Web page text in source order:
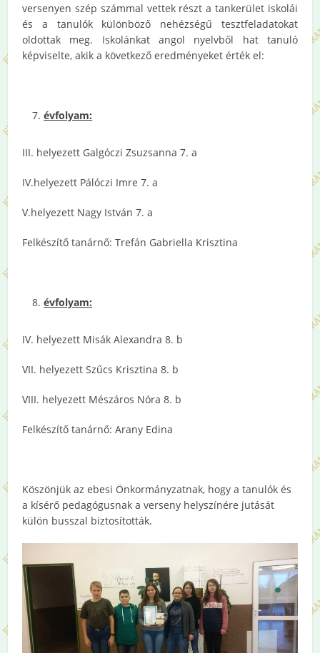
versenyen szép számmal vettek részt a tankerület iskolái
és a tanulók különböző nehézségű tesztfeladatokat
oldottak meg. Iskolánkat angol nyelvből hat tanuló
képviselte, akik a következő eredményeket érték el:
évfolyam:
III. helyezett Galgóczi Zsuzsanna 7. a
IV.helyezett Pálóczi Imre 7. a
V.helyezett Nagy István 7. a
Felkészítő tanárnő: Trefán Gabriella Krisztina
évfolyam:
IV. helyezett Misák Alexandra 8. b
VII. helyezett Szűcs Krisztina 8. b
VIII. helyezett Mészáros Nóra 8. b
Felkészítő tanárnő: Arany Edina
Köszönjük az ebesi Önkormányzatnak, hogy a tanulók és
a kísérő pedagógusnak a verseny helyszínére jutását
külön busszal biztosították.